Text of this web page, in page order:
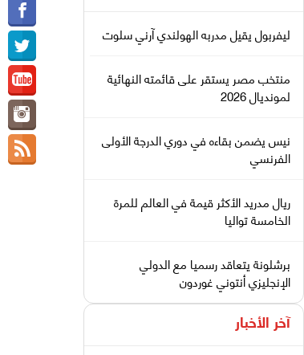
ليفربول يقيل مدربه الهولندي آرني سلوت
منتخب مصر يستقر على قائمته النهائية
لمونديال 2026
نيس يضمن بقاءه في دوري الدرجة الأولى
الفرنسي
ريال مدريد الأكثر قيمة في العالم للمرة
الخامسة تواليا
برشلونة يتعاقد رسميا مع الدولي
الإنجليزي أنتوني غوردون
آخر الأخبار